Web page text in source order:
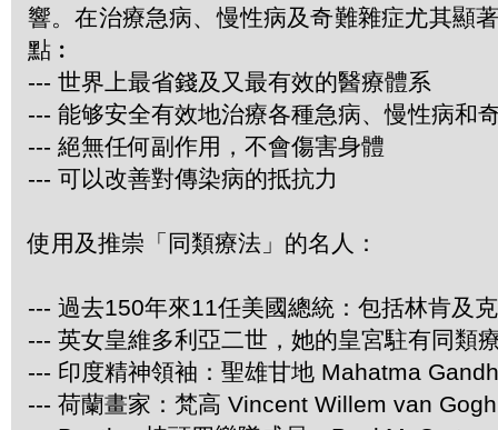
響。在治療急病、慢性病及奇難雜症尤其顯
點︰
--- 世界上最省錢及又最有效的醫療體系
--- 能够安全有效地治療各種急病、慢性病和
--- 絕無任何副作用，不會傷害身體
--- 可以改善對傳染病的抵抗力
使用及推崇「同類療法」的名人：
--- 過去150年來11任美國總統：包括林肯及
--- 英女皇維多利亞二世，她的皇宮駐有同類
--- 印度精神領袖：聖雄甘地 Mahatma
--- 荷蘭畫家：梵高 Vincent Willem van Gogh